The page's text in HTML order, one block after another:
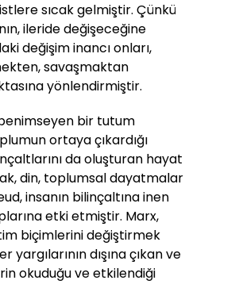
sıcak gelmiştir. Çünkü
ileride değişeceğine
değişim inancı onları,
savaşmaktan
yönlendirmiştir.
benimseyen bir tutum
ortaya çıkardığı
da oluşturan hayat
din, toplumsal dayatmalar
insanın bilinçaltına inen
etki etmiştir. Marx,
biçimlerini değiştirmek
dışına çıkan ve
okuduğu ve etkilendiği